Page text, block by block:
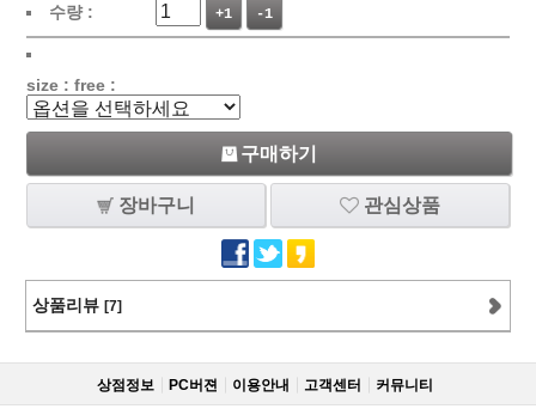
수량 :
+1 -1
size : free :
구매하기
장바구니 관심상품
상품리뷰 [7]
상점정보 PC버젼 이용안내 고객센터 커뮤니티